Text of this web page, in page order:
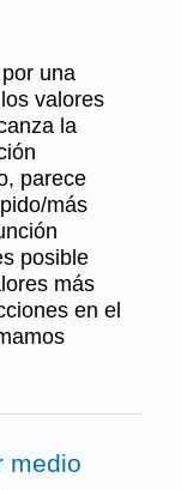
una
valores
la
parece
más
posible
más
en el
medio